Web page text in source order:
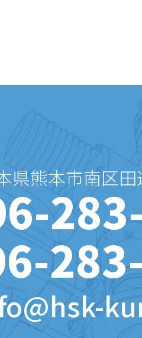
県熊本市南区田